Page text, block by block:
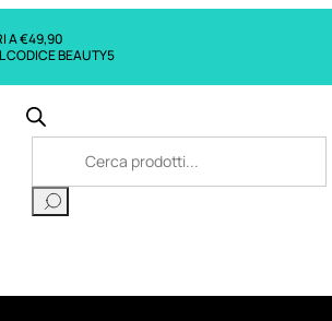
A €49,90
CODICE BEAUTY5